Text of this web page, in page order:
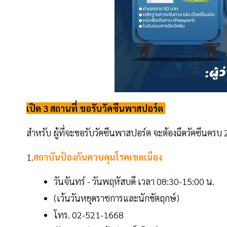
เปิด 3 สถานที่ ขอรับวัคซีนพาสปอร์ต
สำหรับ ผู้ที่จะขอรับวัคซีนพาสปอร์ต จะต้องฉีดวัคซีนครบ
1.สถาบันป้องกันควบคุมโรคเขตเมือง
วันจันทร์ - วันพฤหัสบดี เวลา 08:30-15:00 น.
(เว้นวันหยุดราชการและนักขัตฤกษ์)
โทร. 02-521-1668